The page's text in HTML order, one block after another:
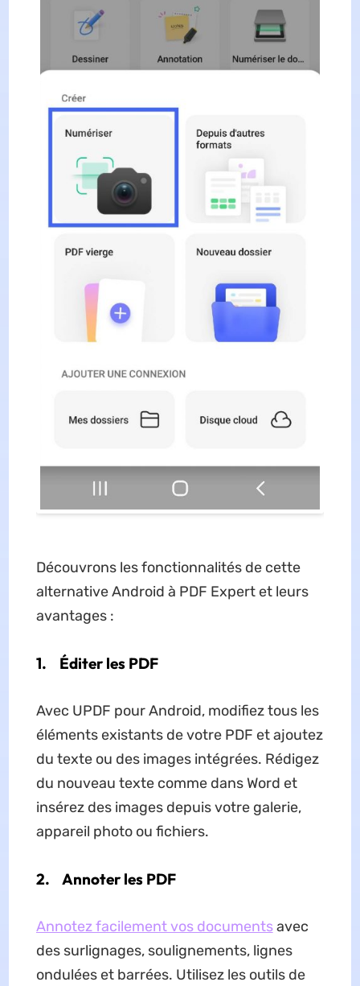
Découvrons les fonctionnalités de cette
alternative Android à PDF Expert et leurs
avantages :
1. Éditer les PDF
Avec UPDF pour Android, modifiez tous les
éléments existants de votre PDF et ajoutez
du texte ou des images intégrées. Rédigez
du nouveau texte comme dans Word et
insérez des images depuis votre galerie,
appareil photo ou fichiers.
2. Annoter les PDF
Annotez facilement vos documentsavec
des surlignages, soulignements, lignes
ondulées et barrées. Utilisez les outils de